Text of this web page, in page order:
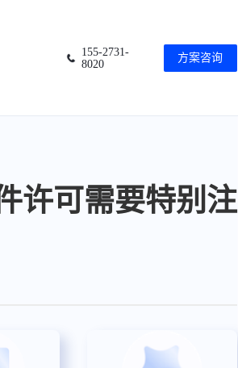
155-2731-
8020
方案咨询
许可需要特别注